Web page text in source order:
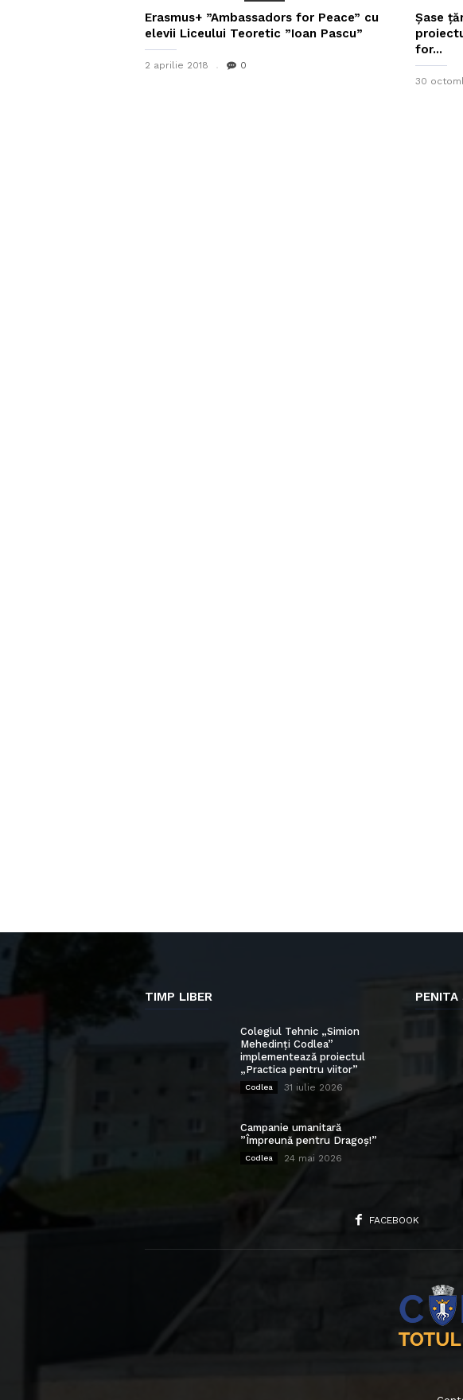
Erasmus+ ”Ambassadors for Peace” cu
elevii Liceului Teoretic ”Ioan Pascu”
2 aprilie 2018 0
Șase
for...
30
TIMP LIBER
Colegiul Tehnic „Simion
Mehedinți Codlea”
implementează proiectul
„Practica pentru viitor”
Codlea 31 iulie 2026
Campanie umanitară
”Împreună pentru Dragoș!”
Codlea 24 mai 2026
PENITA
FACEBOOK